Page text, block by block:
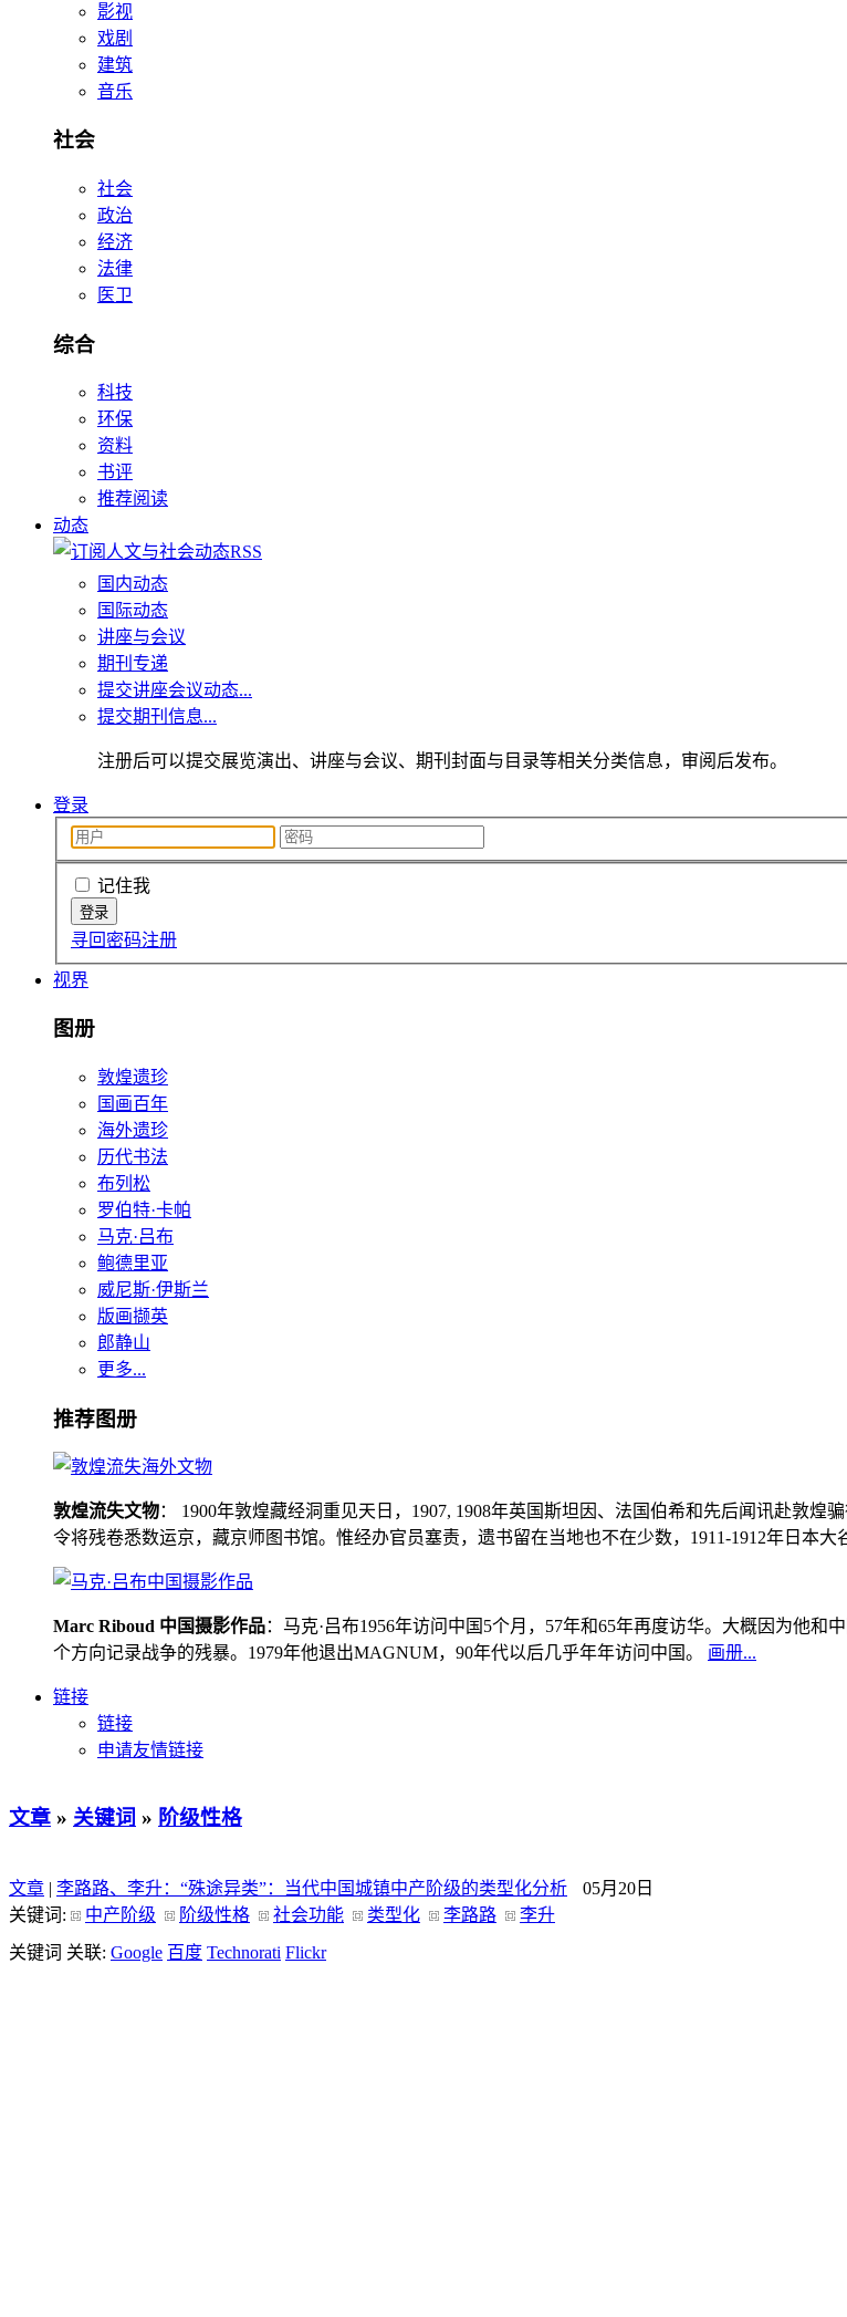
影视
戏剧
建筑
音乐
社会
社会
政治
经济
法律
医卫
综合
科技
环保
资料
书评
推荐阅读
动态
国内动态
国际动态
讲座与会议
期刊专递
提交讲座会议动态...
提交期刊信息...
注册后可以提交展览演出、讲座与会议、期刊封面与目录等相关分类信息，审阅后发布。
登录
记住我
寻回密码注册
视界
图册
敦煌遗珍
国画百年
海外遗珍
历代书法
布列松
罗伯特·卡帕
马克·吕布
鲍德里亚
威尼斯·伊斯兰
版画撷英
郎静山
更多...
推荐图册
敦煌流失文物： 1900年敦煌藏经洞重见天日，1907, 1908年英国斯坦因、法国伯希和先后闻讯赴敦煌
令将残卷悉数运京，藏京师图书馆。惟经办官员塞责，遗书留在当地也不在少数，1911-1912年日本大
Marc Riboud 中国摄影作品：马克·吕布1956年访问中国5个月，57年和65年再度访华。大概因为他
个方向记录战争的残暴。1979年他退出MAGNUM，90年代以后几乎年年访问中国。 画册...
链接
链接
申请友情链接
文章 » 关键词 » 阶级性格
文章 | 李路路、李升：“殊途异类”：当代中国城镇中产阶级的类型化分析
05月20日
关键词:
中产阶级 阶级性格 社会功能 类型化 李路路
李升
关键词 关联: Google 百度 Technorati Flickr